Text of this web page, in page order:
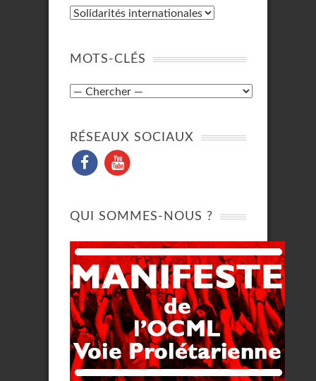
MOTS-CLÉS
RÉSEAUX SOCIAUX
QUI SOMMES-NOUS ?